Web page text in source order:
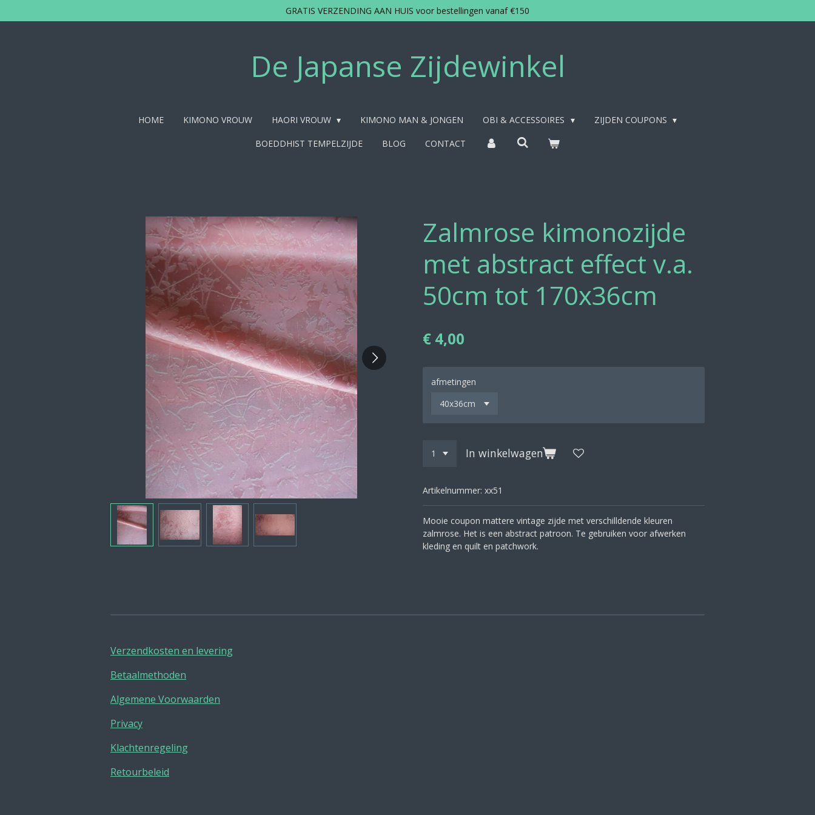
direct
GRATIS VERZENDING AAN HUIS voor bestellingen vanaf €150
De Japanse Zijdewinkel
HOME KIMONO VROUW HAORI VROUW KIMONO MAN & JONGEN OBI & ACCESSOIRES ZIJDEN COUPONS
BOEDDHIST TEMPELZIJDE BLOG CONTACT
Zalmrose kimonozijde
met abstract effect v.a.
50cm tot 170x36cm
€ 4,00
afmetingen
In winkelwagen
Artikelnummer: xx51
Mooie coupon mattere vintage zijde met verschilldende kleuren
zalmrose. Het is een abstract patroon. Te gebruiken voor afwerken
kleding en quilt en patchwork.
Verzendkosten en levering
Betaalmethoden
Algemene Voorwaarden
Privacy
Klachtenregeling
Retourbeleid